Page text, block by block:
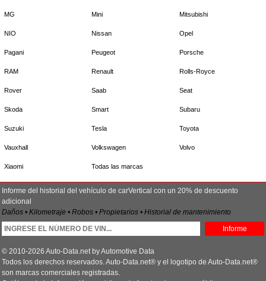
MG Mini Mitsubishi
NIO Nissan Opel
Pagani Peugeot Porsche
RAM Renault Rolls-Royce
Rover Saab Seat
Skoda Smart Subaru
Suzuki Tesla Toyota
Vauxhall Volkswagen Volvo
Xiaomi Todas las marcas
Informe del historial del vehículo de carVertical con un 20% de descuento
adicional
Daños • Kilometraje • Robos • Propietarios • Historial de mantenimiento
Informe
© 2010-2026 Auto-Data.net by Automotive Data
Todos los derechos reservados. Auto-Data.net® y el logotipo de Auto-Data.net®
son marcas comerciales registradas.